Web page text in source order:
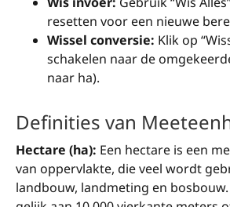
resetten voor een nieuwe
Wissel conversie: Klik op
schakelen naar de
naar ha).
Definities van
Hectare (ha): Een hectare is een
van oppervlakte, die veel wordt
landbouw, landmeting en